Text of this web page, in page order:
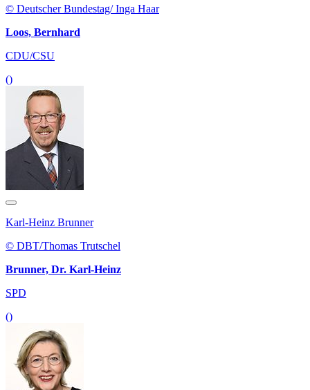
© Deutscher Bundestag/ Inga Haar
Loos, Bernhard
CDU/CSU
()
Karl-Heinz Brunner
© DBT/Thomas Trutschel
Brunner, Dr. Karl-Heinz
SPD
()